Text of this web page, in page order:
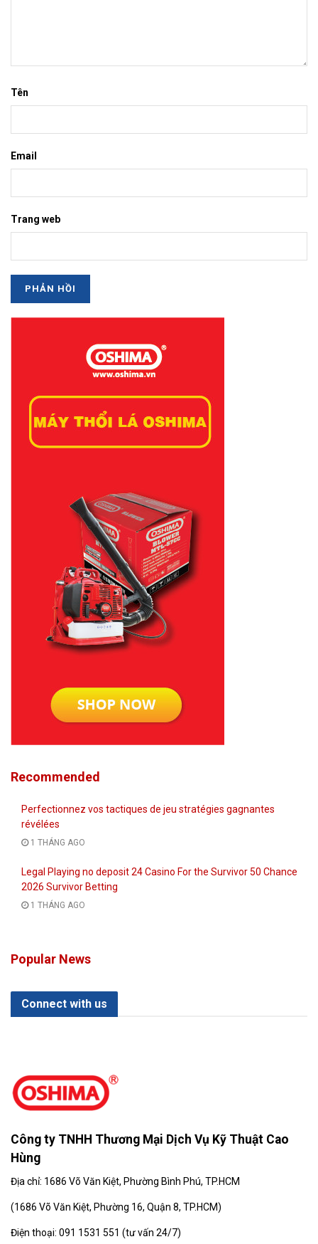
Tên
Email
Trang web
Recommended
Perfectionnez vos tactiques de jeu stratégies gagnantes
révélées
1 THÁNG AGO
Legal Playing no deposit 24 Casino For the Survivor 50 Chance
2026 Survivor Betting
1 THÁNG AGO
Popular News
Connect with us
Công ty TNHH Thương Mại Dịch Vụ Kỹ Thuật Cao
Hùng
Địa chỉ: 1686 Võ Văn Kiệt, Phường Bình Phú, TP.HCM
(1686 Võ Văn Kiệt, Phường 16, Quận 8, TP.HCM)
Điện thoại: 091 1531 551 (tư vấn 24/7)